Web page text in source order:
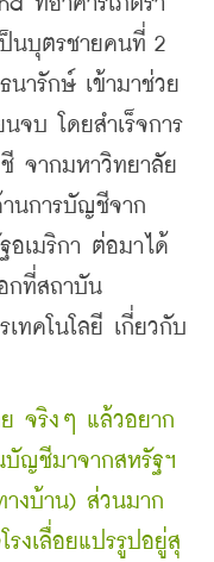
นบุตรชายคนที่ 2
ารักษ์ เข้ามาช่วย
จบ โดยสำเร็จการ
จากมหาวิทยาลัย
นการบัญชีจาก
อเมริกา ต่อมาได้
กที่สถาบัน
เทคโนโลยี เกี่ยวกับ
จริงๆ แล้วอยาก
บัญชีมาจากสหรัฐฯ
างบ้าน) ส่วนมาก
รงเลื่อยแปรรูปอยู่สุ